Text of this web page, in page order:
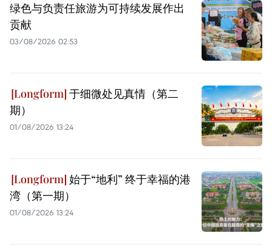
绿色与负责任旅游为可持续发展作出
贡献
03/08/2026 02:53
于细微处见真情（第二
期）
01/08/2026 13:24
始于“地利” 终于幸福的港
湾（第一期）
01/08/2026 13:24